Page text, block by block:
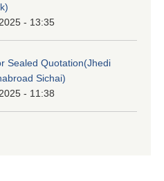
- 13:35
Sealed Quotation(Jhedi
Sichai)
- 11:38